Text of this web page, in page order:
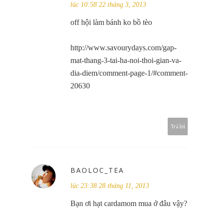
lúc 10:58 22 tháng 3, 2013
off hội làm bánh ko bồ tèo
http://www.savourydays.com/gap-
mat-thang-3-tai-ha-noi-thoi-gian-va-
dia-diem/comment-page-1/#comment-
20630
Trả lời
BAOLOC_TEA
lúc 23:38 28 tháng 11, 2013
Bạn ơi hạt cardamom mua ở đâu vậy?